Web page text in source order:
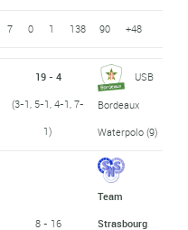
7 0 1 138 90 +48
19 - 4
(3-1, 5-1, 4-1, 7-
1)
USB
Bordeaux
Waterpolo(9)
8 - 16
Team
Strasbourg